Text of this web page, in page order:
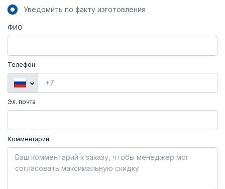
Уведомить по факту изготовления
ФИО
Телефон
Эл. почта
Комментарий